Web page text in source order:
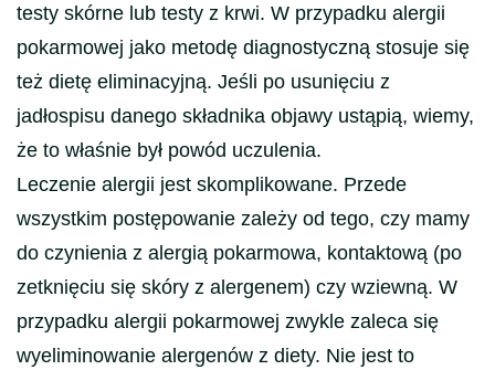
testy skórne lub testy z krwi. W przypadku alergii
pokarmowej jako metodę diagnostyczną stosuje się
też dietę eliminacyjną. Jeśli po usunięciu z
jadłospisu danego składnika objawy ustąpią, wiemy,
że to właśnie był powód uczulenia.
Leczenie alergii jest skomplikowane. Przede
wszystkim postępowanie zależy od tego, czy mamy
do czynienia z alergią pokarmowa, kontaktową (po
zetknięciu się skóry z alergenem) czy wziewną. W
przypadku alergii pokarmowej zwykle zaleca się
wyeliminowanie alergenów z diety. Nie jest to